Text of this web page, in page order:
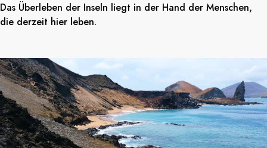
Das Überleben der Inseln liegt in der Hand der Menschen,
die derzeit hier leben.